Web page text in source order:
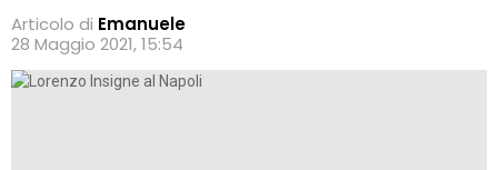
Articolo di Emanuele
28 Maggio 2021, 15:54